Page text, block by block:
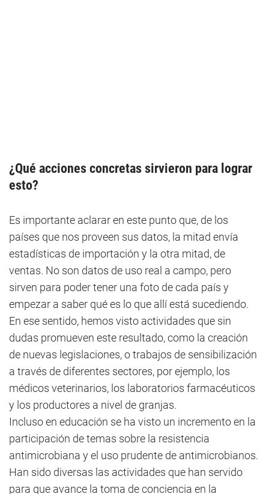
¿Qué acciones concretas sirvieron para lograr
esto?
Es importante aclarar en este punto que, de los
países que nos proveen sus datos, la mitad envía
estadísticas de importación y la otra mitad, de
ventas. No son datos de uso real a campo, pero
sirven para poder tener una foto de cada país y
empezar a saber qué es lo que allí está sucediendo.
En ese sentido, hemos visto actividades que sin
dudas promueven este resultado, como la creación
de nuevas legislaciones, o trabajos de sensibilización
a través de diferentes sectores, por ejemplo, los
médicos veterinarios, los laboratorios farmacéuticos
y los productores a nivel de granjas.
Incluso en educación se ha visto un incremento en la
participación de temas sobre la resistencia
antimicrobiana y el uso prudente de antimicrobianos.
Han sido diversas las actividades que han servido
para que avance la toma de conciencia en la